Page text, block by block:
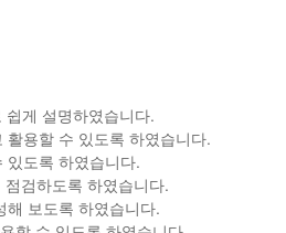
게 설명하였습니다.
용할 수 있도록 하였습니다.
도록 하였습니다.
검하도록 하였습니다.
보도록 하였습니다.